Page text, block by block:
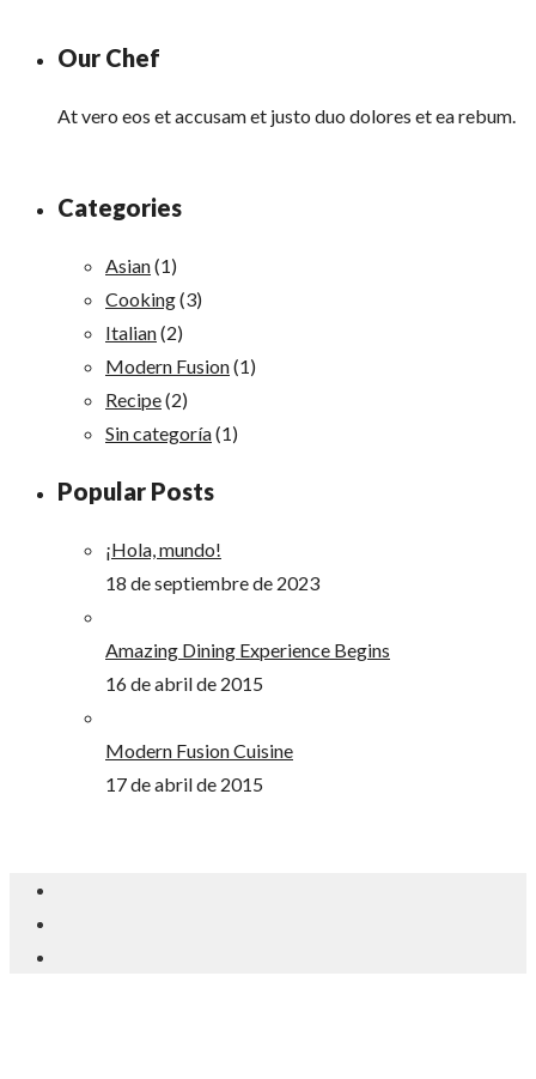
Our Chef
At vero eos et accusam et justo duo dolores et ea rebum.
Categories
Asian(1)
Cooking(3)
Italian(2)
Modern Fusion(1)
Recipe(2)
Sin categoría(1)
Popular Posts
¡Hola, mundo!
18 de septiembre de 2023
Amazing Dining Experience Begins
16 de abril de 2015
Modern Fusion Cuisine
17 de abril de 2015